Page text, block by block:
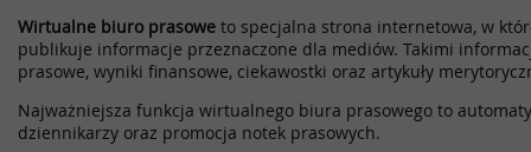
Wirtualne biuro prasowe to specjalna strona internetowa, w
publikuje informacje przeznaczone dla mediów. Takimi
prasowe, wyniki finansowe, ciekawostki oraz artykuły
Najważniejsza funkcja wirtualnego biura prasowego to
dziennikarzy oraz promocja notek prasowych.